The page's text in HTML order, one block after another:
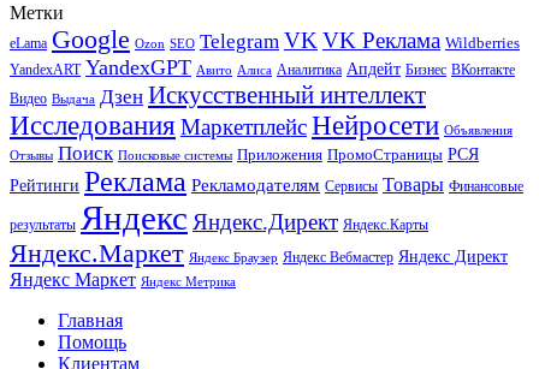
Метки
eLama Google Ozon SEO Telegram VK VK Реклама Wildberries
YandexART YandexGPT Авито Алиса Аналитика Апдейт Бизнес ВКонтакте
Видео Выдача Дзен Искусственный интеллект
Исследования МаркетплейсНейросети Объявления
Отзывы Поиск Поисковые системы Приложения ПромоСтраницы РСЯ
Рейтинги Реклама Рекламодателям Сервисы Товары Финансовые
результаты Яндекс Яндекс.Директ Яндекс.Карты
Яндекс.Маркет Яндекс Браузер Яндекс Вебмастер Яндекс Директ
Яндекс Маркет Яндекс Метрика
Главная
Помощь
Клиентам